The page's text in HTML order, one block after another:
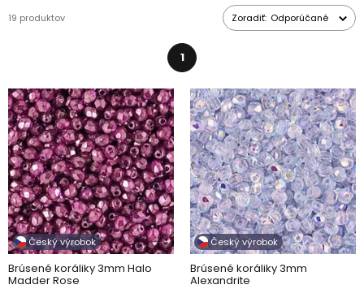
19 produktov Zoradiť: Odporúčané
1
Český výrobok
Brúsené koráliky 3mm Halo
Madder Rose
Český výrobok
Brúsené koráliky 3mm
Alexandrite